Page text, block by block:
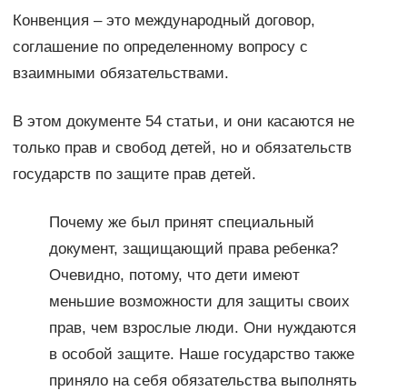
Конвенция – это международный договор,
соглашение по определенному вопросу с
взаимными обязательствами.
В этом документе 54 статьи, и они касаются не
только прав и свобод детей, но и обязательств
государств по защите прав детей.
Почему же был принят специальный
документ, защищающий права ребенка?
Очевидно, потому, что дети имеют
меньшие возможности для защиты своих
прав, чем взрослые люди. Они нуждаются
в особой защите. Наше государство также
приняло на себя обязательства выполнять